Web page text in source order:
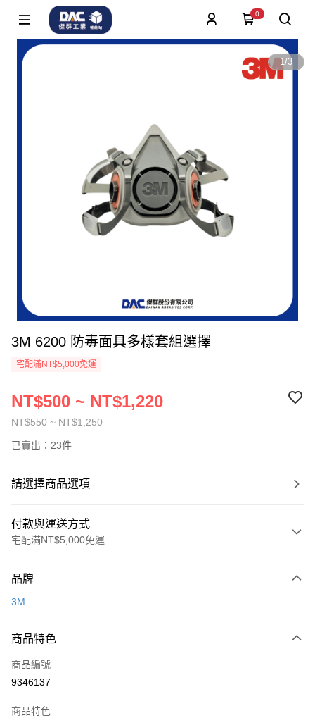
0
1/3
3M 6200 防毒面具多樣套組選擇
宅配滿NT$5,000免運
NT$550 ~ NT$1,250
NT$500 ~ NT$1,220
已賣出：23件
請選擇商品選項
付款與運送方式
宅配滿NT$5,000免運
信用卡一次付款
LINE Pay
Apple Pay
品牌
3M
商品特色
商品編號
9346137
商品特色